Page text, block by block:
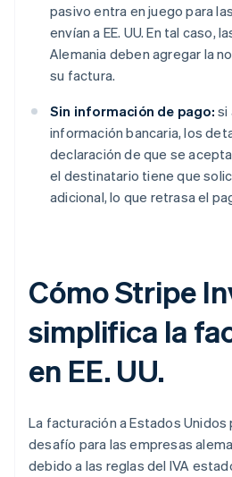
pasivo entra en juego para
envían a EE. UU. En tal caso,
Alemania deben agregar la
su factura.
Sin información de pago: si
información bancaria, los
declaración de que se
el destinatario tiene que
adicional, lo que retrasa el
Cómo Stripe
simplifica la
en EE. UU.
La facturación a Estados Unidos
desafío para las empresas
debido a las reglas del IVA